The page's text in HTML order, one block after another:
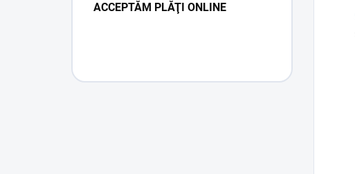
ACCEPTĂM PLĂŢI ONLINE